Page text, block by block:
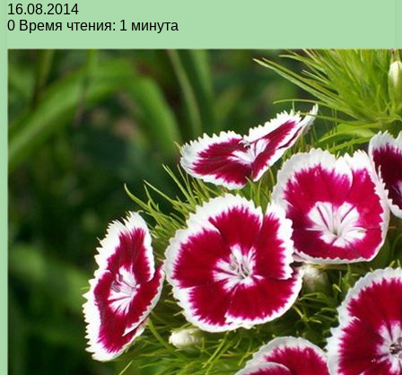
16.08.2014
0 Время чтения: 1 минута